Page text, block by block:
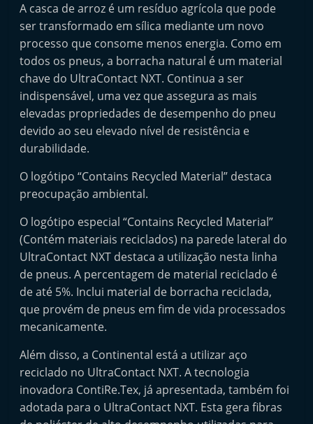
s
e
s
e
v
i
á
p
i
d
o
s
A casca de arroz é um resíduo agrícola que pode
ser transformado em sílica mediante um novo
processo que consome menos energia. Como em
todos os pneus, a borracha natural é um material
chave do UltraContact NXT. Continua a ser
indispensável, uma vez que assegura as mais
elevadas propriedades de desempenho do pneu
devido ao seu elevado nível de resistência e
durabilidade.
O logótipo “Contains Recycled Material” destaca
preocupação ambiental.
O logótipo especial “Contains Recycled Material”
(Contém materiais reciclados) na parede lateral do
UltraContact NXT destaca a utilização nesta linha
de pneus. A percentagem de material reciclado é
de até 5%. Inclui material de borracha reciclada,
que provém de pneus em fim de vida processados
mecanicamente.
Além disso, a Continental está a utilizar aço
reciclado no UltraContact NXT. A tecnologia
inovadora ContiRe.Tex, já apresentada, também foi
adotada para o UltraContact NXT. Esta gera fibras